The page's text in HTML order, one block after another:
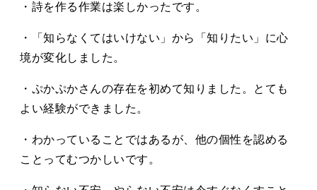
・詩を作る作業は楽しかったです。
・「知らなくてはいけない」から「知りたい」に心
境が変化しました。
・ぷかぷかさんの存在を初めて知りました。とても
よい経験ができました。
・わかっていることではあるが、他の個性を認める
ことってむつかしいです。